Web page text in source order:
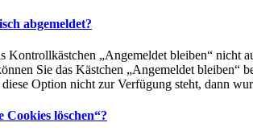
abgemeldet?
Kontrollkästchen „Angemeldet bleiben“ nicht
Sie das Kästchen „Angemeldet
Option nicht zur Verfügung steht, dann
löschen“?